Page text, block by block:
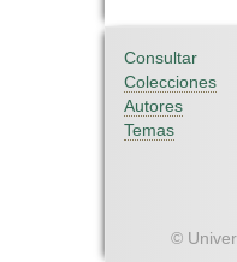
Consultar
Colecciones
Autores
Temas
©